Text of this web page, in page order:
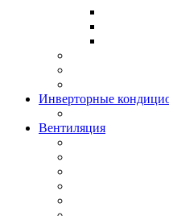
Инверторные
Вентиляция